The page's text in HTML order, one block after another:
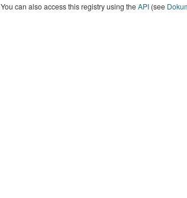
You can also access this registry using theAPI(see